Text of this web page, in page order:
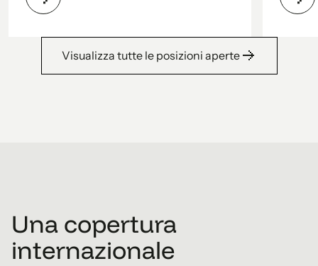
Visualizza tutte le posizioni aperte
Una copertura
internazionale
4
5